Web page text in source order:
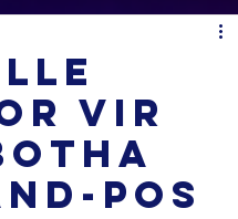
vir
pos